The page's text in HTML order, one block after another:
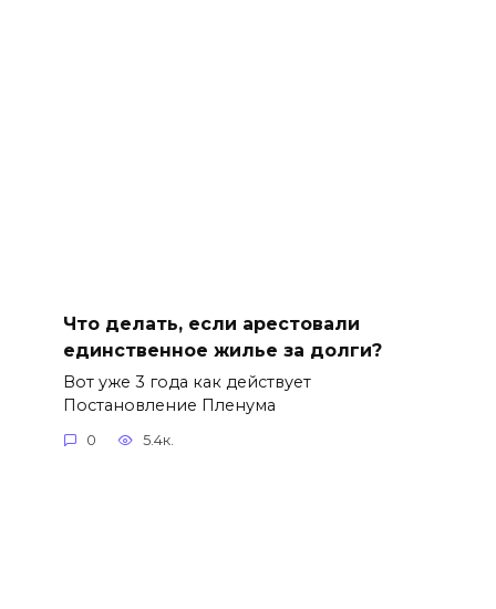
Что делать, если арестовали
единственное жилье за долги?
Вот уже 3 года как действует
Постановление Пленума
0 5.4к.